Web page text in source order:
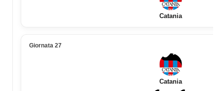
Catania
Giornata 27
Catania